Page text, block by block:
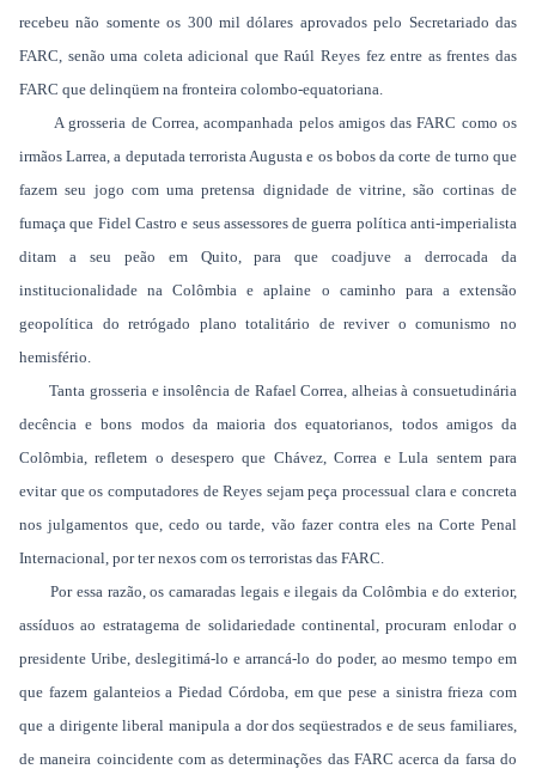
recebeu não somente os 300 mil dólares aprovados pelo Secretariado das
FARC, senão uma coleta adicional que Raúl Reyes fez entre as frentes das
FARC que delinqüem na fronteira colombo-equatoriana.
A grosseria de Correa, acompanhada pelos amigos das FARC como os
irmãos Larrea, a deputada terrorista Augusta e os bobos da corte de turno que
fazem seu jogo com uma pretensa dignidade de vitrine, são cortinas de
fumaça que Fidel Castro e seus assessores de guerra política anti-imperialista
ditam a seu peão em Quito, para que coadjuve a derrocada da
institucionalidade na Colômbia e aplaine o caminho para a extensão
geopolítica do retrógado plano totalitário de reviver o comunismo no
hemisfério.
Tanta grosseria e insolência de Rafael Correa, alheias à consuetudinária
decência e bons modos da maioria dos equatorianos, todos amigos da
Colômbia, refletem o desespero que Chávez, Correa e Lula sentem para
evitar que os computadores de Reyes sejam peça processual clara e concreta
nos julgamentos que, cedo ou tarde, vão fazer contra eles na Corte Penal
Internacional, por ter nexos com os terroristas das FARC.
Por essa razão, os camaradas legais e ilegais da Colômbia e do exterior,
assíduos ao estratagema de solidariedade continental, procuram enlodar o
presidente Uribe, deslegitimá-lo e arrancá-lo do poder, ao mesmo tempo em
que fazem galanteios a Piedad Córdoba, em que pese a sinistra frieza com
que a dirigente liberal manipula a dor dos seqüestrados e de seus familiares,
de maneira coincidente com as determinações das FARC acerca da farsa do